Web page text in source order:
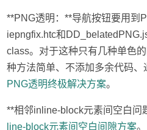
**PNG透明：**导航按钮要用到
iepngfix.htc和
class。对于这种只有几种单色
种方法简单、不添加多余代码、
PNG透明终极解决方案。
**相邻inline-block元素间空白问
line-block元素间空白间隙方案。